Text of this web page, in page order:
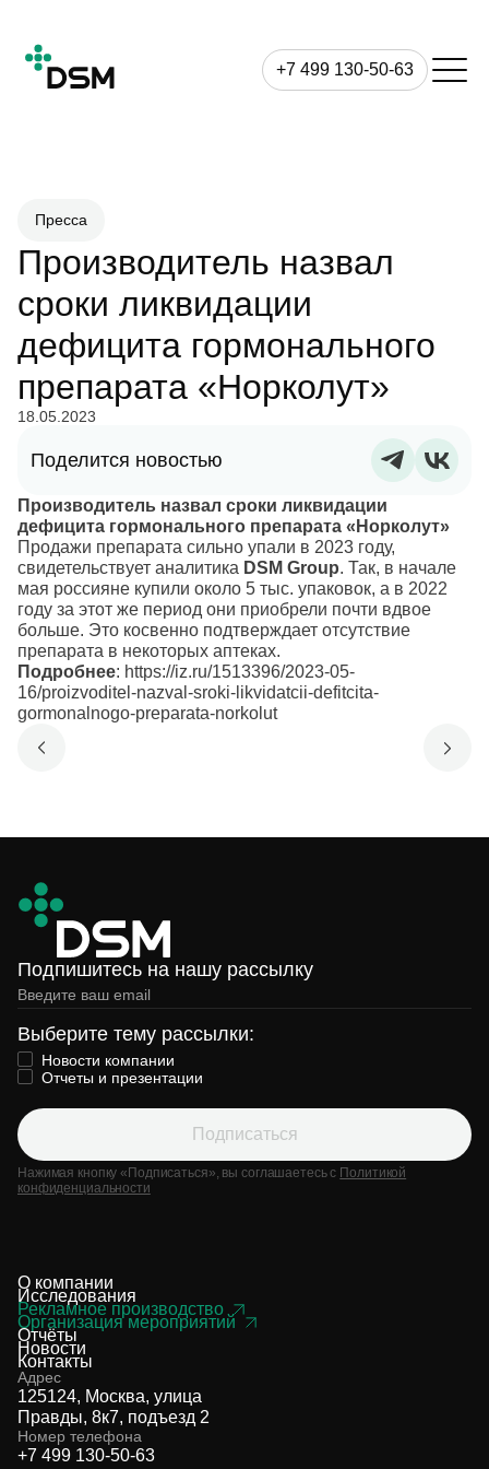
+7 499 130-50-63
Пресса
Производитель назвал
сроки ликвидации
дефицита гормонального
препарата «Норколут»
18.05.2023
Поделится новостью
Производитель назвал сроки ликвидации
дефицита гормонального препарата «Норколут»
Продажи препарата сильно упали в 2023 году,
свидетельствует аналитика DSM Group. Так, в начале
мая россияне купили около 5 тыс. упаковок, а в 2022
году за этот же период они приобрели почти вдвое
больше. Это косвенно подтверждает отсутствие
препарата в некоторых аптеках.
Подробнее: https://iz.ru/1513396/2023-05-
16/proizvoditel-nazval-sroki-likvidatcii-defitcita-
gormonalnogo-preparata-norkolut
Подпишитесь на нашу рассылку
Выберите тему рассылки:
Новости компании
Отчеты и презентации
Подписаться
Нажимая кнопку «Подписаться», вы соглашаетесь с Политикой
конфиденциальности
О компании
Исследования
Рекламное производство
Организация мероприятий
Отчёты
Новости
Контакты
Адрес
125124, Москва, улица
Правды, 8к7, подъезд 2
Номер телефона
+7 499 130-50-63